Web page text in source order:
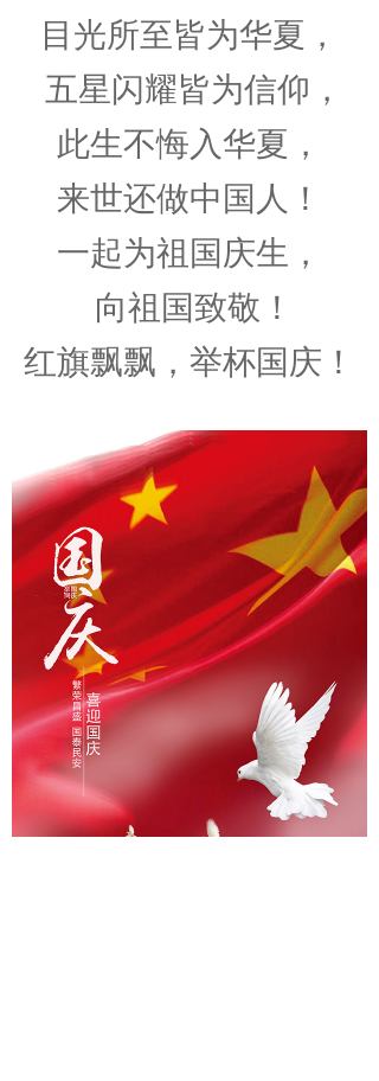
目光所至皆为华夏，
五星闪耀皆为信仰，
此生不悔入华夏，
来世还做中国人！
一起为祖国庆生 ，
向祖国致敬！
红旗飘飘，举杯国庆！